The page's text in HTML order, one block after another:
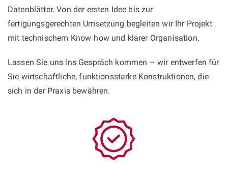
Datenblätter. Von der ersten Idee bis zur
fertigungsgerechten Umsetzung begleiten wir Ihr Projekt
mit technischem Know‑how und klarer Organisation.
Lassen Sie uns ins Gespräch kommen – wir entwerfen für
Sie wirtschaftliche, funktionsstarke Konstruktionen, die
sich in der Praxis bewähren.